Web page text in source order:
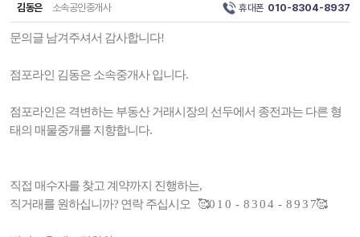
김동은 소속공인중개사 휴대폰 010-8304-8937
문의글 남겨주셔서 감사합니다!
점포라인 김동은 소속중개사 입니다.
점포라인은 격변하는 부동산 거래시장의 선두에서 종전과는 다른 형
태의 매물중개를 지향합니다.
직접 매수자를 찾고 계약까지 진행하는,
직거래를 원하십니까? 연락 주십시오 🥰0 1 0 - 8 3 0 4 - 8 9 3 7🥰